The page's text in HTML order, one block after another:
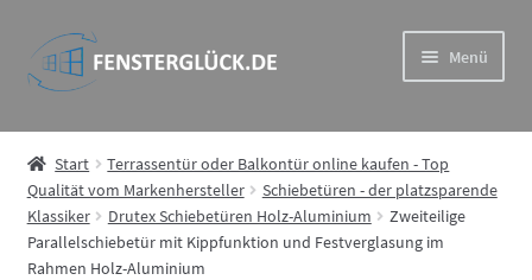
Zur
Navigation
Zum
Inhalt
Menü
Drutex Iglo – das hochwertige und preisgünstige Drutex-
System
Drutex MB – Eindrucksvoll und wiederstandsfähig im
Aluprof System
Start
Terrassentür oder Balkontür online kaufen - Top
Qualität vom Markenhersteller
Schiebetüren - der platzsparende
Klassiker
Drutex Schiebetüren Holz-Aluminium
Zweiteilige
Parallelschiebetür mit Kippfunktion und Festverglasung im
Rahmen Holz-Aluminium